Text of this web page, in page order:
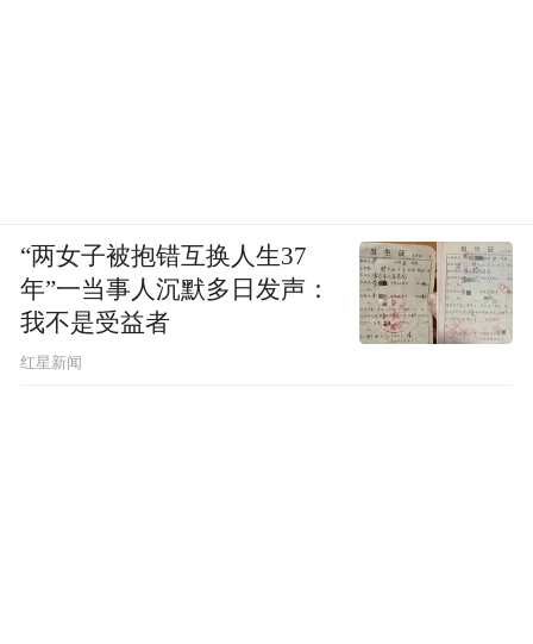
“两女子被抱错互换人生37
年”一当事人沉默多日发声：
我不是受益者
红星新闻